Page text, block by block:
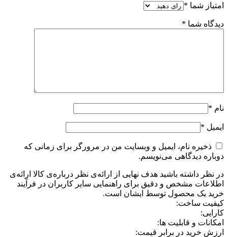
امتیاز شما *
دیدگاه شما *
نام *
ایمیل *
ذخیره نام، ایمیل و وبسایت من در مرورگر برای زمانی که
دوباره دیدگاهی می‌نویسم.
در نظر داشته باشید هدف نهایی از ارائه‌ی نظر درباره‌ی کالا ارائه‌ی
اطلاعات مشخص و دقیق برای راهنمایی سایر کاربران در فرآیند
خرید یک محصول توسط ایشان است.
کیفیت ساخت:
کارایی:
امکانات و قابلیت ها:
ارزش خرید در برابر قیمت: